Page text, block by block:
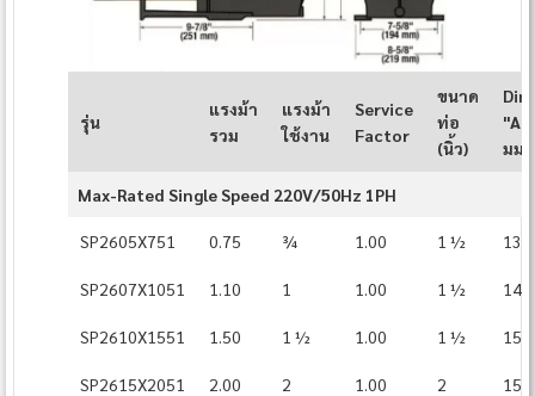
รุ่น
แรงม้า
รวม
แรงม้า
ใช้งาน
Service
Factor
ขนาด
ท่อ
(นิ้ว)
"A"
มม.)
Max-Rated Single Speed 220V/50Hz 1PH
SP2605X751 0.75 ¾ 1.00 1 ½
SP2607X1051 1.10 1 1.00 1 ½
SP2610X1551 1.50 1 ½ 1.00 1 ½
SP2615X2051 2.00 2 1.00 2